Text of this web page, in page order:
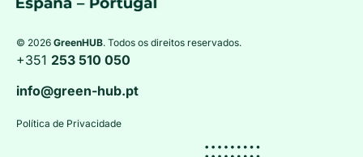
© 2026 GreenHUB. Todos os direitos reservados.
+351 253 510 050
info@green-hub.pt
Política de Privacidade